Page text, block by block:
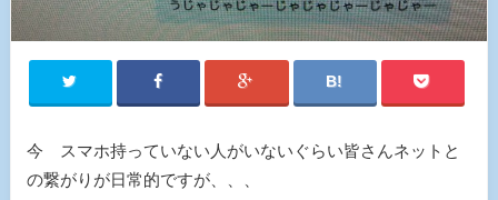
今 スマホ持っていない人がいないぐらい皆さんネットと
の繋がりが日常的ですが、、、